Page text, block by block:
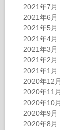
2021年7月
2021年6月
2021年5月
2021年4月
2021年3月
2021年2月
2021年1月
2020年12月
2020年11月
2020年10月
2020年9月
2020年8月